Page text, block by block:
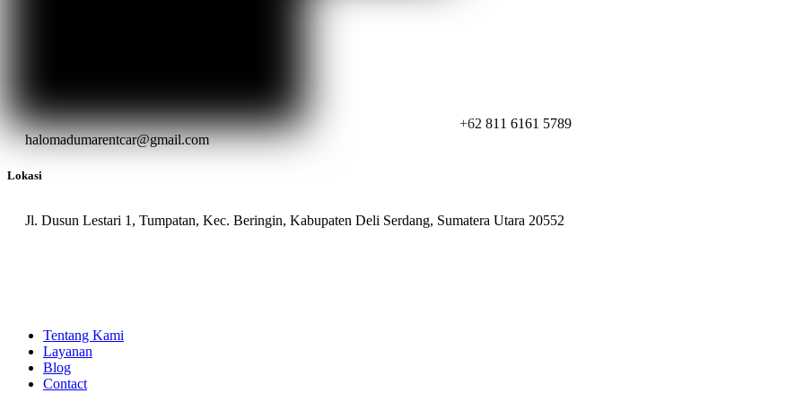
+62 811 6161 5789
halomadumarentcar@gmail.com
Lokasi
Jl. Dusun Lestari 1, Tumpatan, Kec. Beringin, Kabupaten Deli Serdang, Sumatera Utara 20552
Tentang Kami
Layanan
Blog
Contact